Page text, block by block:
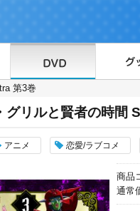
第3巻
グリルと賢者の時間
アニメ 恋愛/ラブコメ
商品
通常